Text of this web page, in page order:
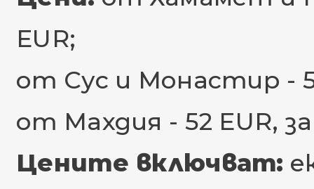
EUR;
от Сус и Монастир -
от Махдия - 52 EUR, за
Цените включват: